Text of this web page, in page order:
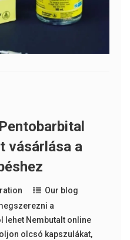
vásárlása a
Our blog
a
lehet Nembutalt online
olcsó kapszulákat,